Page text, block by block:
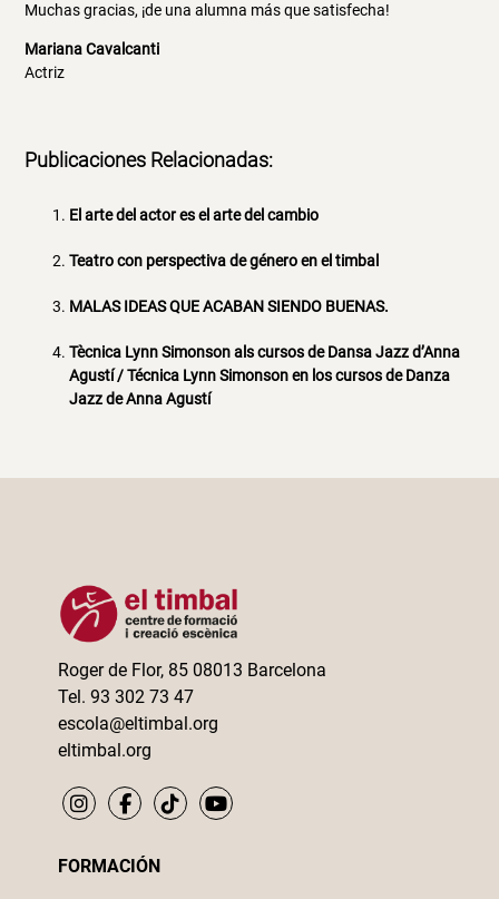
Muchas gracias, ¡de una alumna más que satisfecha!
Mariana Cavalcanti
Actriz
Publicaciones Relacionadas:
El arte del actor es el arte del cambio
Teatro con perspectiva de género en el timbal
MALAS IDEAS QUE ACABAN SIENDO BUENAS.
Tècnica Lynn Simonson als cursos de Dansa Jazz d’Anna
Agustí / Técnica Lynn Simonson en los cursos de Danza
Jazz de Anna Agustí
Roger de Flor, 85 08013 Barcelona
Tel. 93 302 73 47
escola@eltimbal.org
eltimbal.org
FORMACIÓN